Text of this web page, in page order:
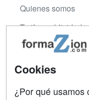
Quienes somos
Tarifas publicidad
Acceso Usuarios
Acceso Centros
Cookies
¿Por qué usamos